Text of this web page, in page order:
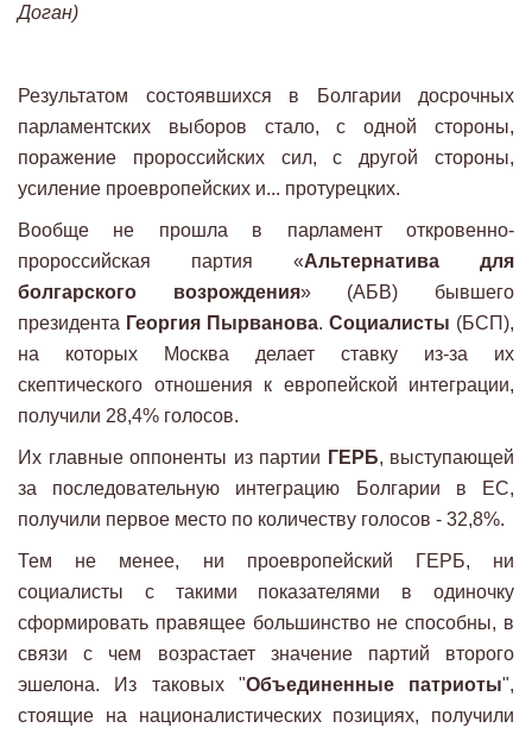
Доган)
Результатом состоявшихся в Болгарии досрочных
парламентских выборов стало, с одной стороны,
поражение пророссийских сил, с другой стороны,
усиление проевропейских и... протурецких.
Вообще не прошла в парламент откровенно-
пророссийская партия «Альтернатива для
болгарского возрождения» (АБВ) бывшего
президента Георгия Пырванова. Социалисты (БСП),
на которых Москва делает ставку из-за их
скептического отношения к европейской интеграции,
получили 28,4% голосов.
Их главные оппоненты из партии ГЕРБ, выступающей
за последовательную интеграцию Болгарии в ЕС,
получили первое место по количеству голосов - 32,8%.
Тем не менее, ни проевропейский ГЕРБ, ни
социалисты с такими показателями в одиночку
сформировать правящее большинство не способны, в
связи с чем возрастает значение партий второго
эшелона. Из таковых "Объединенные патриоты",
стоящие на националистических позициях, получили